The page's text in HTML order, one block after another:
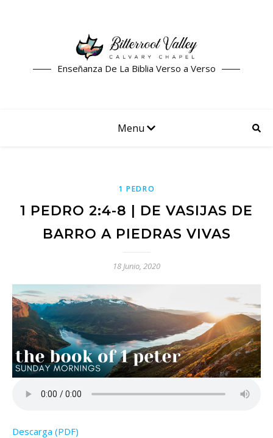
Enseñanza De La Biblia Verso a Verso
Menu
1 PEDRO
1 PEDRO 2:4-8 | DE VASIJAS DE
BARRO A PIEDRAS VIVAS
18 Junio, 2020
Descarga (PDF)